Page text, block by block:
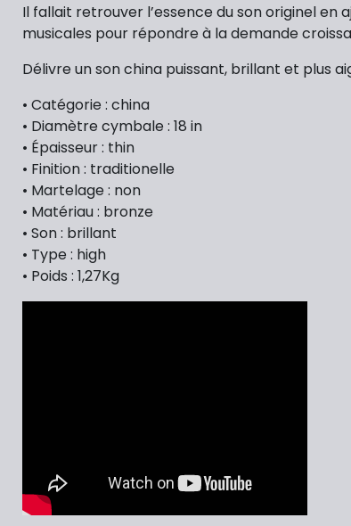
Il fallait retrouver l’essence du son originel
musicales pour répondre à la demande
Délivre un son china puissant, brillant et plus
• Catégorie : china
• Diamètre cymbale : 18 in
• Épaisseur : thin
• Finition : traditionelle
• Martelage : non
• Matériau : bronze
• Son : brillant
• Type : high
• Poids : 1,27Kg